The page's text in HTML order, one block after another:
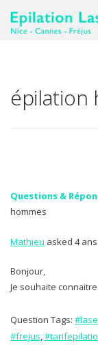
épilation
Questions &
hommes
Mathieu asked 4
Bonjour,
Je souhaite
Question Tags:
#frejus,